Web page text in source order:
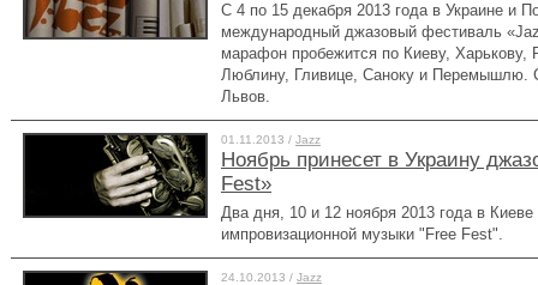
С 4 по 15 декабря 2013 года в Украине и
международный джазовый фестиваль
марафон пробежится по Киеву, Харькову,
Люблину, Гливице, Саноку и Перемышлю.
Львов.
01.11.2013 / Jazz
Ноябрь принесет в Украину
Fest»
Два дня, 10 и 12 ноября 2013 года в
импровизационной музыки "Free Fest".
24.10.2013 / Jazz